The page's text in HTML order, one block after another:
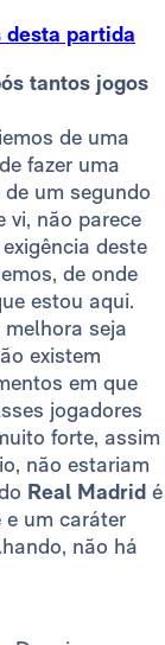
desta partida
tantos jogos
de uma
fazer uma
um segundo
vi, não parece
deste
de onde
estou aqui.
seja
existem
em que
jogadores
forte, assim
não estariam
Real Madrid é
e um caráter
não há